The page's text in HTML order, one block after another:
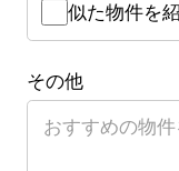
似た物件を
その他